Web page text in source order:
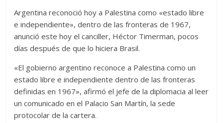
Argentina reconoció hoy a Palestina como «estado libre
e independiente», dentro de las fronteras de 1967,
anunció este hoy el canciller, Héctor Timerman, pocos
días después de que lo hiciera Brasil.
«El gobierno argentino reconoce a Palestina como un
estado libre e independiente dentro de las fronteras
definidas en 1967», afirmó el jefe de la diplomacia al leer
un comunicado en el Palacio San Martín, la sede
protocolar de la cartera.